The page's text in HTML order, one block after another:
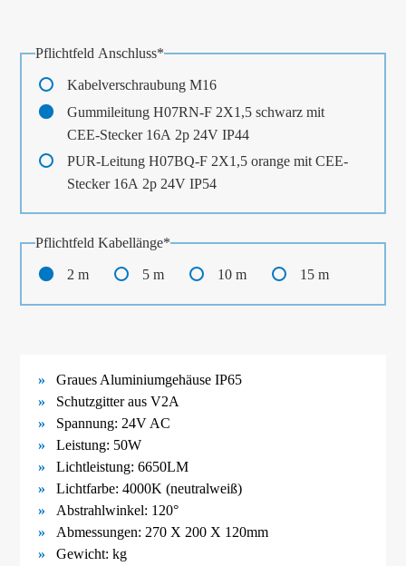
Pflichtfeld Anschluss*
Kabelverschraubung M16
Gummileitung H07RN-F 2X1,5 schwarz mit
CEE-Stecker 16A 2p 24V IP44
PUR-Leitung H07BQ-F 2X1,5 orange mit CEE-
Stecker 16A 2p 24V IP54
PflichtfeldKabellänge*
2 m 5 m 10 m 15 m
Graues Aluminiumgehäuse IP65
Schutzgitter aus V2A
Spannung: 24V AC
Leistung: 50W
Lichtleistung: 6650LM
Lichtfarbe: 4000K (neutralweiß)
Abstrahlwinkel: 120°
Abmessungen: 270 X 200 X 120mm
Gewicht:kg